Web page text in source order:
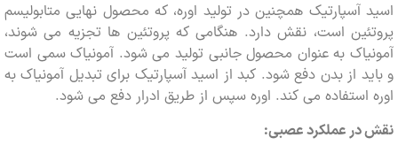
آسپارتیک همچنین در تولید اوره، که محصول نهایی متابولیسم
است، نقش دارد. هنگامی که پروتئین ها تجزیه می شوند،
به عنوان محصول جانبی تولید می شود. آمونیاک سمی است
از بدن دفع شود. کبد از اسید آسپارتیک برای تبدیل آمونیاک به
استفاده می کند. اوره سپس از طریق ادرار دفع می شود.
عملکرد عصبی: